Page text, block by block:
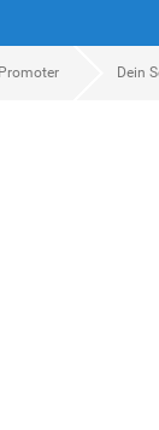
Dein